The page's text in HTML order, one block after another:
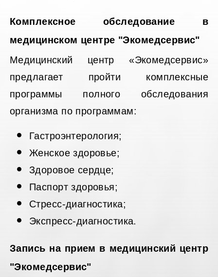
Комплексное обследование в
медицинском центре "Экомедсервис"
Медицинский центр «Экомедсервис»
предлагает пройти комплексные
программы полного обследования
организма по программам:
Гастроэнтерология;
Женское здоровье;
Здоровое сердце;
Паспорт здоровья;
Стресс-диагностика;
Экспресс-диагностика.
Запись на прием в медицинский центр
"Экомедсервис"